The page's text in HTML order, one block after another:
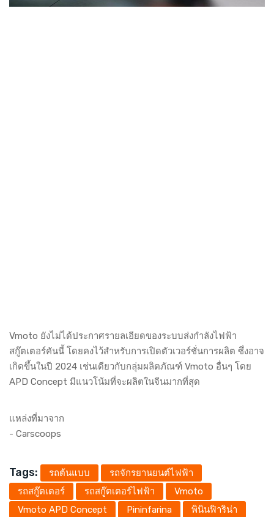
Vmoto ยังไม่ได้ประกาศรายลเอียดของระบบส่งกำลังไฟฟ้า
สกู๊ตเตอร์คันนี้ โดยคงไว้สำหรับการเปิดตัวเวอร์ชั่นการผลิต ซึ่งอาจ
เกิดขึ้นในปี 2024 เช่นเดียวกับกลุ่มผลิตภัณฑ์ Vmoto อื่นๆ โดย
APD Concept มีแนวโน้มที่จะผลิตในจีนมากที่สุด
แหล่งที่มาจาก
- Carscoops
Tags: รถต้นแบบ
รถจักรยานยนต์ไฟฟ้า
รถสกู๊ตเตอร์
รถสกู๊ตเตอร์ไฟฟ้า
Vmoto
Vmoto APD Concept
Pininfarina พินินฟิาริน่า